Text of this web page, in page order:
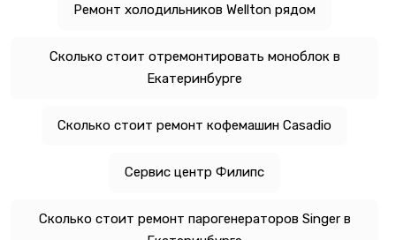
Ремонт холодильников Wellton рядом
Сколько стоит отремонтировать моноблок в
Екатеринбурге
Сколько стоит ремонт кофемашин Casadio
Сервис центр Филипс
Сколько стоит ремонт парогенераторов Singer в